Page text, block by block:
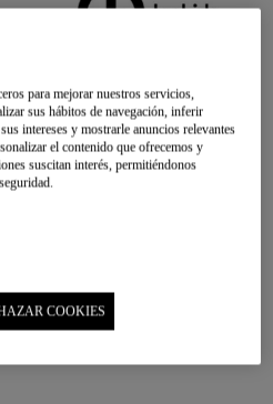
para mejorar nuestros servicios,
sus hábitos de navegación, inferir
intereses y mostrarle anuncios relevantes
el contenido que ofrecemos y
suscitan interés, permitiéndonos
COOKIES